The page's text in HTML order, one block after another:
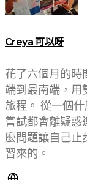
Creya 可以呀
花了六個月的
端到最南端，用
旅程。 從一個
嘗試都會離疑惑
麼問題讓自己止
習來的。